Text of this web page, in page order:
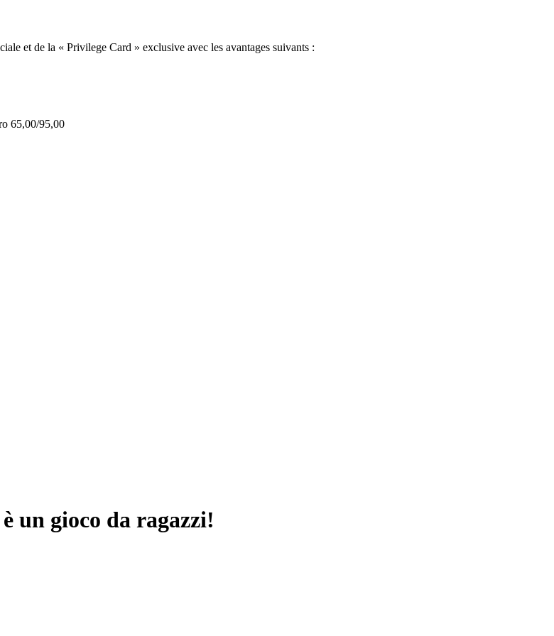
et de la « Privilege Card » exclusive avec les avantages suivants :
65,00/95,00
un gioco da ragazzi!